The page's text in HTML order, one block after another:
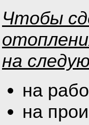
Чтобы
на
на
на